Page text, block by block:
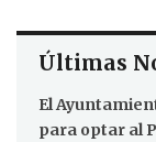
Últimas
El
para optar al